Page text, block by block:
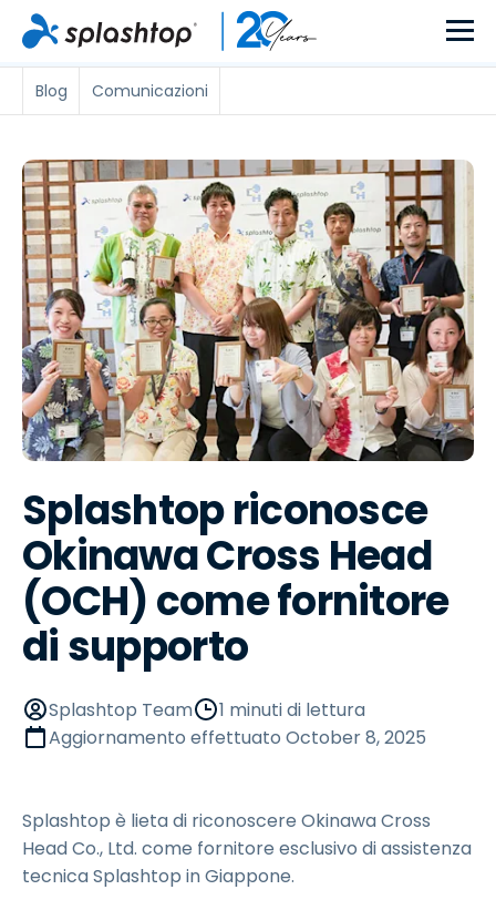
Blog Comunicazioni
Splashtop riconosce
Okinawa Cross Head
(OCH) come fornitore
di supporto
Splashtop Team
1 minuti di lettura
Aggiornamento effettuato October 8, 2025
Splashtop è lieta di riconoscere Okinawa Cross
Head Co., Ltd. come fornitore esclusivo di assistenza
tecnica Splashtop in Giappone.